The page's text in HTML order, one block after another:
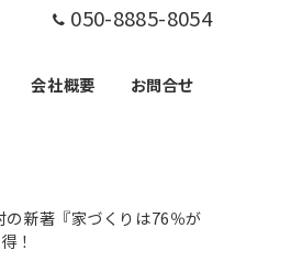
050-8885-8054
会社概要 お問合せ
の新著『家づくりは76％が
！